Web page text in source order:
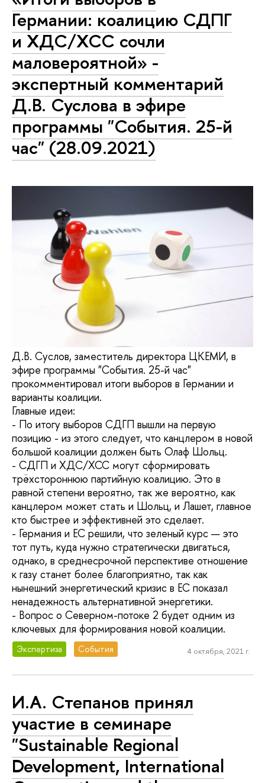
Германии: коалицию СДПГ
и ХДС/ХСС сочли
маловероятной» -
экспертный комментарий
Д.В. Суслова в эфире
программы "События. 25-й
час" (28.09.2021)
Д.В. Суслов, заместитель директора ЦКЕМИ, в
эфире программы "События. 25-й час"
прокомментировал итоги выборов в Германии и
варианты коалиции.
Главные идеи:
- По итогу выборов СДГП вышли на первую
позицию - из этого следует, что канцлером в новой
большой коалиции должен быть Олаф Шольц.
- СДГП и ХДС/ХСС могут сформировать
трёхстороннюю партийную коалицию. Это в
равной степени вероятно, так же вероятно, как
канцлером может стать и Шольц, и Лашет, главное
кто быстрее и эффективней это сделает.
- Германия и ЕС решили, что зеленый курс — это
тот путь, куда нужно стратегически двигаться,
однако, в среднесрочной перспективе отношение
к газу станет более благоприятно, так как
нынешний энергетический кризис в ЕС показал
ненадежность альтернативной энергетики.
- Вопрос о Северном-потоке 2 будет одним из
ключевых для формирования новой коалиции.
Экспертиза События 4 октября, 2021 г.
И.А. Степанов принял
участие в семинаре
"Sustainable Regional
Development, International